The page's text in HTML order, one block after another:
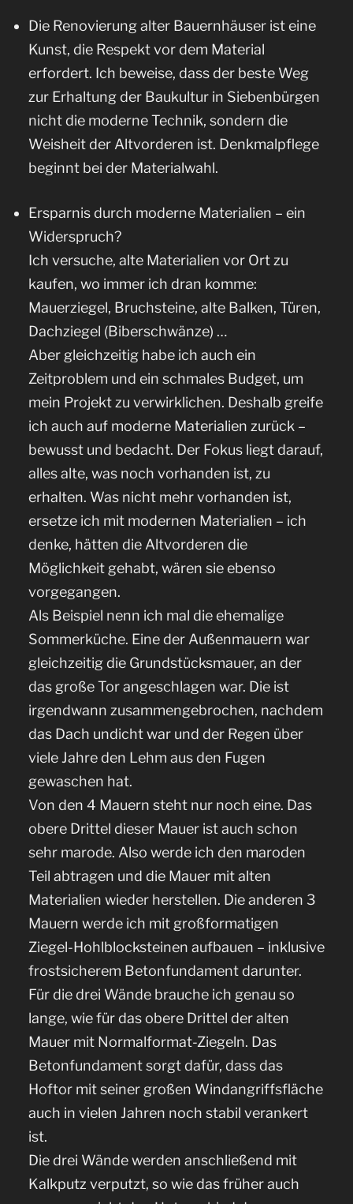
Die Renovierung alter Bauernhäuser ist eine
Kunst, die Respekt vor dem Material
erfordert. Ich beweise, dass der beste Weg
zur Erhaltung der Baukultur in Siebenbürgen
nicht die moderne Technik, sondern die
Weisheit der Altvorderen ist. Denkmalpflege
beginnt bei der Materialwahl.
Ersparnis durch moderne Materialien – ein
Widerspruch?
Ich versuche, alte Materialien vor Ort zu
kaufen, wo immer ich dran komme:
Mauerziegel, Bruchsteine, alte Balken, Türen,
Dachziegel (Biberschwänze) …
Aber gleichzeitig habe ich auch ein
Zeitproblem und ein schmales Budget, um
mein Projekt zu verwirklichen. Deshalb greife
ich auch auf moderne Materialien zurück –
bewusst und bedacht. Der Fokus liegt darauf,
alles alte, was noch vorhanden ist, zu
erhalten. Was nicht mehr vorhanden ist,
ersetze ich mit modernen Materialien – ich
denke, hätten die Altvorderen die
Möglichkeit gehabt, wären sie ebenso
vorgegangen.
Als Beispiel nenn ich mal die ehemalige
Sommerküche. Eine der Außenmauern war
gleichzeitig die Grundstücksmauer, an der
das große Tor angeschlagen war. Die ist
irgendwann zusammengebrochen, nachdem
das Dach undicht war und der Regen über
viele Jahre den Lehm aus den Fugen
gewaschen hat.
Von den 4 Mauern steht nur noch eine. Das
obere Drittel dieser Mauer ist auch schon
sehr marode. Also werde ich den maroden
Teil abtragen und die Mauer mit alten
Materialien wieder herstellen. Die anderen 3
Mauern werde ich mit großformatigen
Ziegel-Hohlblocksteinen aufbauen – inklusive
frostsicherem Betonfundament darunter.
Für die drei Wände brauche ich genau so
lange, wie für das obere Drittel der alten
Mauer mit Normalformat-Ziegeln. Das
Betonfundament sorgt dafür, dass das
Hoftor mit seiner großen Windangriffsfläche
auch in vielen Jahren noch stabil verankert
ist.
Die drei Wände werden anschließend mit
Kalkputz verputzt, so wie das früher auch